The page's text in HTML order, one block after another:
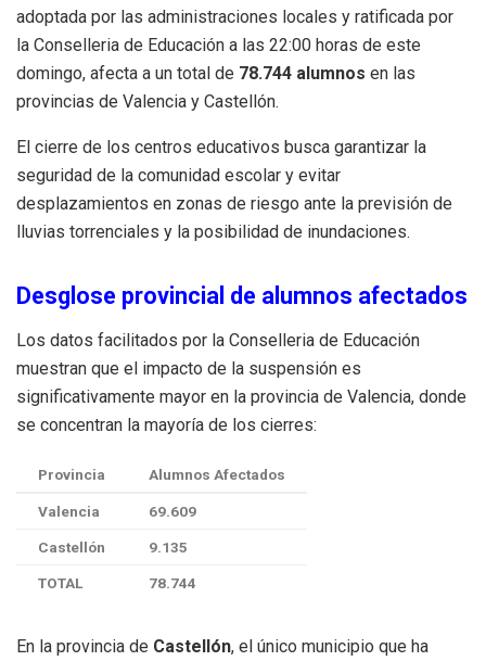
adoptada por las administraciones locales y ratificada por
la Conselleria de Educación a las 22:00 horas de este
domingo, afecta a un total de 78.744 alumnos en las
provincias de Valencia y Castellón.
El cierre de los centros educativos busca garantizar la
seguridad de la comunidad escolar y evitar
desplazamientos en zonas de riesgo ante la previsión de
lluvias torrenciales y la posibilidad de inundaciones.
Desglose provincial de alumnos afectados
Los datos facilitados por la Conselleria de Educación
muestran que el impacto de la suspensión es
significativamente mayor en la provincia de Valencia, donde
se concentran la mayoría de los cierres:
Provincia Alumnos Afectados
Valencia 69.609
Castellón 9.135
TOTAL 78.744
En la provincia de Castellón, el único municipio que ha